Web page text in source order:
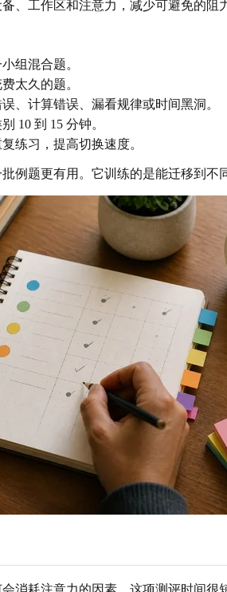
、工作区和注意力，减少可避免的阻
组混合题。
太久的题。
、计算错误、漏看规律或时间黑洞。
10 到 15 分钟。
练习，提高切换速度。
例题更有用。它训练的是能迁移到不
消耗注意力的因素。这项测评时间很